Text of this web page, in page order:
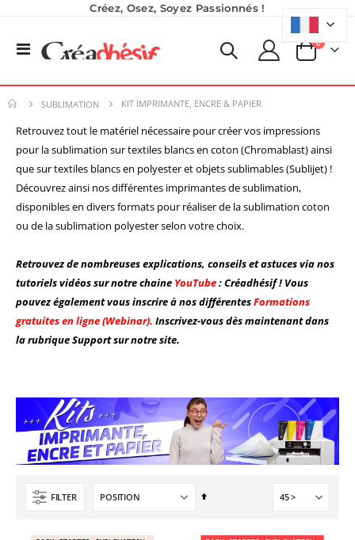
Créez, Osez, Soyez Passionnés !
Basculer
Panier
0produits
SUBLIMATION KIT IMPRIMANTE, ENCRE & PAPIER
Retrouvez tout le matériel nécessaire pour créer vos impressions
pour la sublimation sur textiles blancs en coton (Chromablast) ainsi
que sur textiles blancs en polyester et objets sublimables (Sublijet) !
Découvrez ainsi nos différentes imprimantes de sublimation,
disponibles en divers formats pour réaliser de la sublimation coton
ou de la sublimation polyester selon votre choix.
Retrouvez de nombreuses explications, conseils et astuces via nos
tutoriels vidéos sur notre chaine YouTube: Créadhésif ! Vous
pouvez également vous inscrire à nos différentesFormations
gratuites en ligne (Webinar). Inscrivez-vous dès maintenant dans
la rubrique Support sur notre site.
FILTER
Par
9,90 €
8,25 €
À partir de 5,40 €
Rating:
0%
1 621,14 €
1 350,95 €
Planche de Transfert DTF UV - Format A3 - 27 x 42 cm
7,92 €